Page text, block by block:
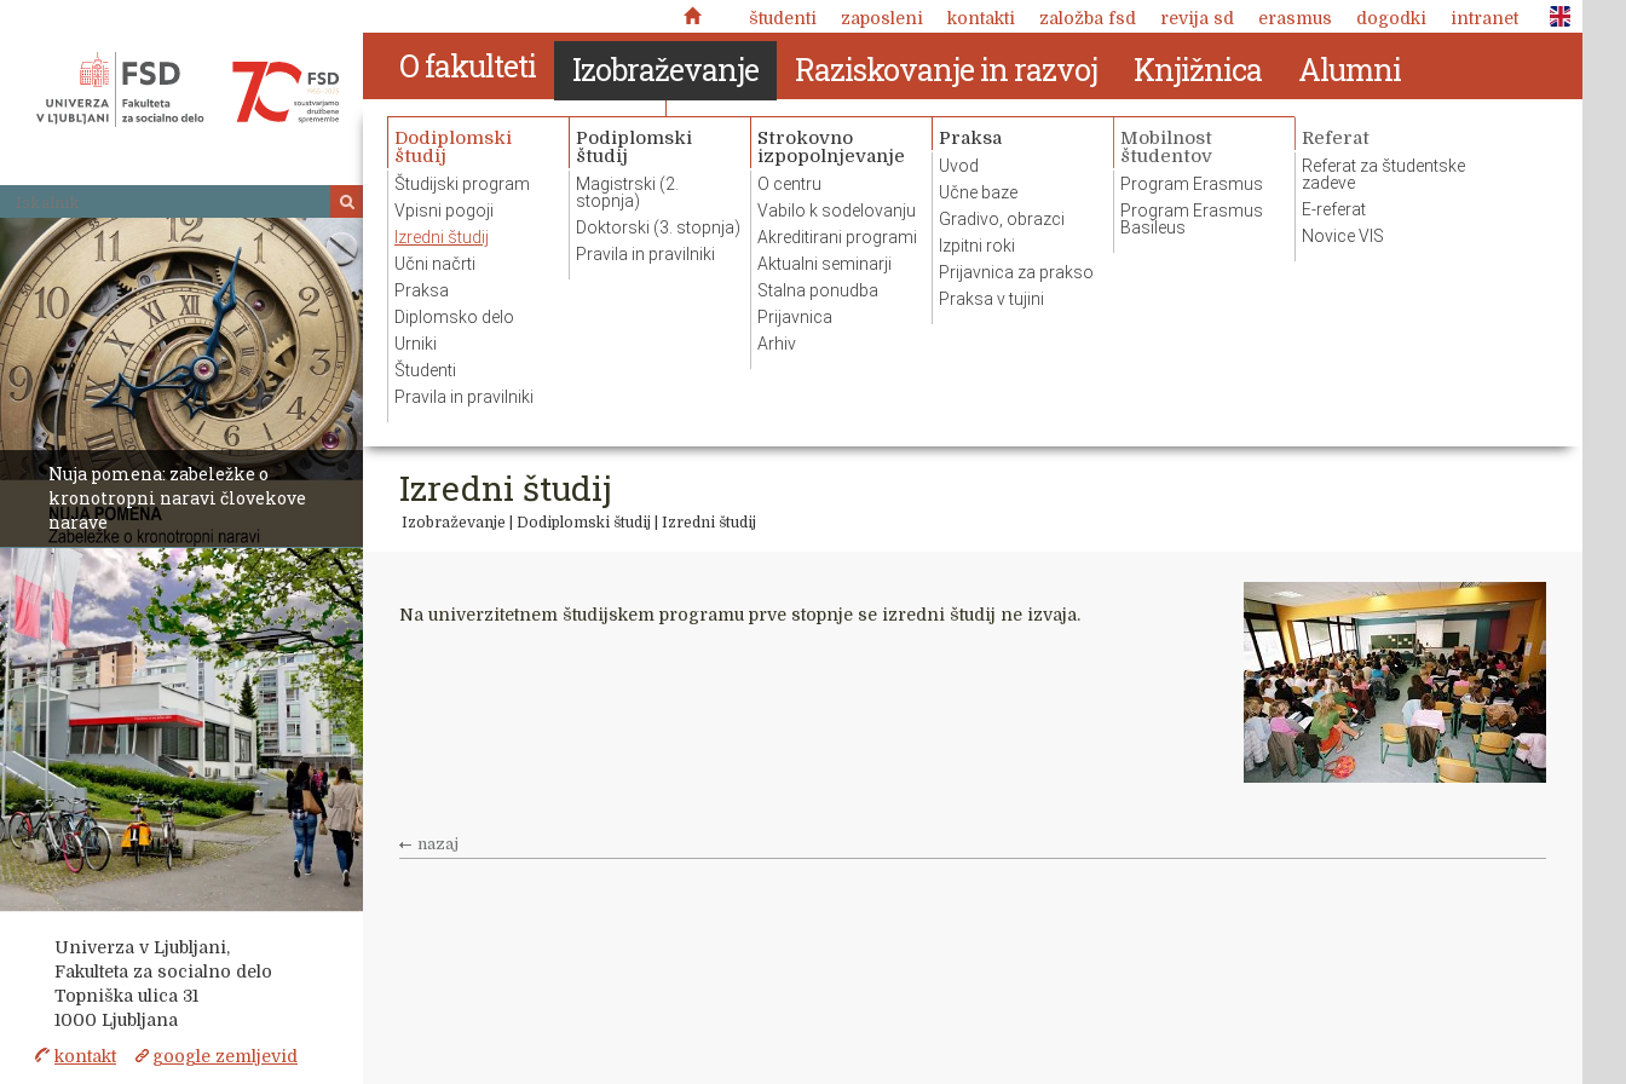
vsebino
Nuja pomena: zabeležke o
kronotropni naravi človekove
narave
Revija Socialno delo
Univerza v Ljubljani,
Fakulteta za socialno delo
Topniška ulica 31
1000 Ljubljana
kontakt
google zemljevid
študenti zaposleni kontakti založba fsd revija sd erasmus dogodki intranet
O fakulteti Izobraževanje
Dodiplomski
študij
Študijski program
Vpisni pogoji
Izredni študij
Učni načrti
Praksa
Diplomsko delo
Urniki
Študenti
Pravila in pravilniki
Podiplomski
študij
Magistrski (2.
stopnja)
Doktorski (3. stopnja)
Pravila in pravilniki
Strokovno
izpopolnjevanje
O centru
Vabilo k sodelovanju
Akreditirani programi
Aktualni seminarji
Stalna ponudba
Prijavnica
Arhiv
Praksa
Uvod
Učne baze
Gradivo, obrazci
Izpitni roki
Prijavnica za prakso
Praksa v tujini
Mobilnost
študentov
Program Erasmus
Program Erasmus
Basileus
Referat
Referat za študentske
zadeve
E-referat
Novice VIS
Raziskovanje in razvoj Knjižnica Alumni
Izredni študij
Izobraževanje Dodiplomski študij Izredni študij
Na univerzitetnem študijskem programu prve stopnje se izredni študij ne izvaja.
nazaj